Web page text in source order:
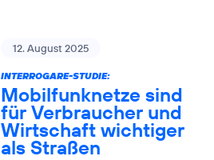
12. August 2025
INTERROGARE-STUDIE:
Mobilfunknetze sind
für Verbraucher und
Wirtschaft wichtiger
als Straßen